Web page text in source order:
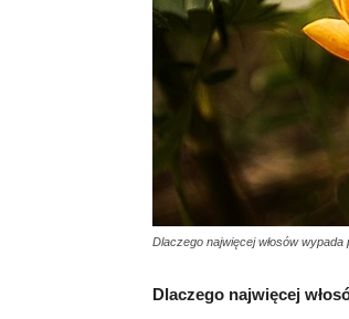
Dlaczego najwięcej włosów wypada
Dlaczego najwięcej